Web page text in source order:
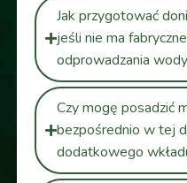
Jak przygotować
jeśli nie ma
odprowadzania
Czy mogę posadzić
bezpośrednio w tej
dodatkowego